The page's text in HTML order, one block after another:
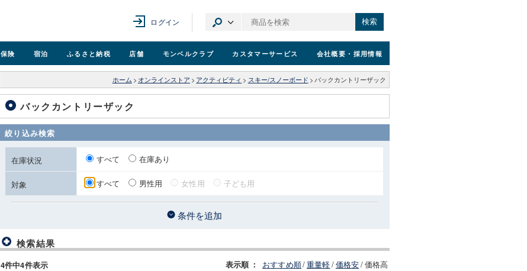
ログイン 検索
保険 宿泊 ふるさと納税 店舗 モンベルクラブ カスタマーサービス 会社概要 ・採用情報
ホーム > オンラインストア > アクティビティ > スキー/スノーボード > バックカントリーザック
バックカントリーザック
絞り込み検索
在庫状況 すべて 在庫あり
対象 すべて 男性用 女性用 子ども用
条件を追加
検索結果
4件中4件表示 表示順 ： おすすめ順/重量軽/価格安/価格高